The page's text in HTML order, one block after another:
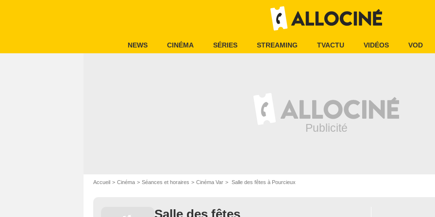
NEWS CINÉMA SÉRIES STREAMING TVACTU VIDÉOS VOD
Accueil Cinéma Séances et horaires Cinéma Var Salle des fêtes à Pourcieux
Salle des fêtes